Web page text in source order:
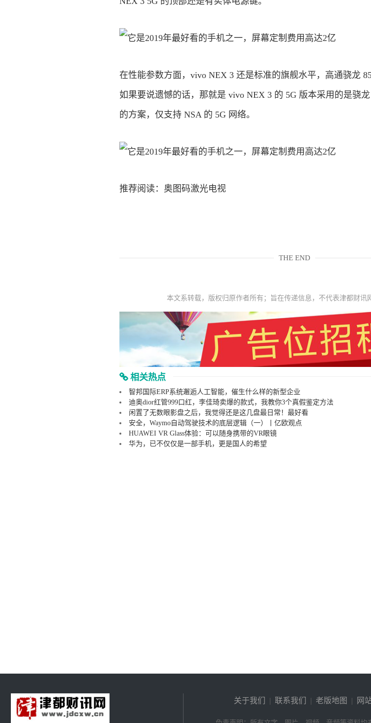
在性能参数方面，vivo NEX 3 还是标准的旗舰水平，高通骁龙
如果要说遗憾的话，那就是 vivo NEX 3 的 5G 版本采用的是骁
的方案，仅支持 NSA 的 5G 网络。
推荐阅读： 奥图码激光电视
THE END
本文系转载，版权归原作者所有；旨在传递信息，不代表津都财讯
相关热点
智邦国际ERP系统邂逅人工智能，催生什么样的新型企业
迪奥dior红管999口红，李佳琦卖爆的款式，我教你3个真假鉴定方法
闲置了无数眼影盘之后，我觉得还是这几盘最日常！最好看
安全，Waymo自动驾驶技术的底层逻辑（一）丨亿欧观点
HUAWEI VR Glass体验：可以随身携带的VR眼镜
华为，已不仅仅是一部手机，更是国人的希望
关于我们 | 联系我们 | 老版地图 | 网